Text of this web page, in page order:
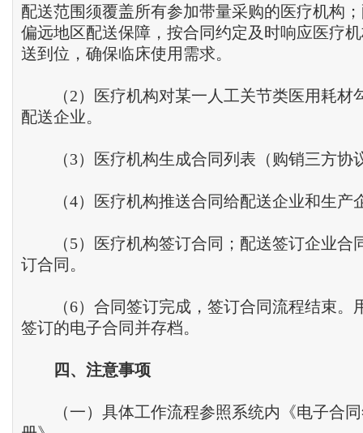
配送范围须覆盖所有参加带量采购的医疗机构
偏远地区配送保障，按合同约定及时响应医疗
送到位，确保临床使用需求。
（2）医疗机构对某一人工关节类医用耗材
配送企业。
（3）医疗机构生成合同列表（购销三方协
（4）医疗机构推送合同给配送企业和生产
（5）医疗机构签订合同；配送签订企业合
订合同。
（6）合同签订完成，签订合同流程结束。
签订的电子合同并存档。
四、 注意事项
（一）具体工作流程参照系统内《电子合同